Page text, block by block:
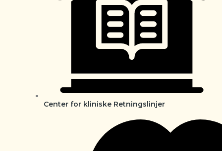
Center for kliniske Retningslinjer